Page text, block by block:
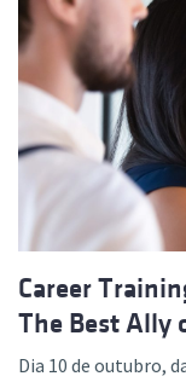
Career
The Best Ally
Dia 10 de outubro,